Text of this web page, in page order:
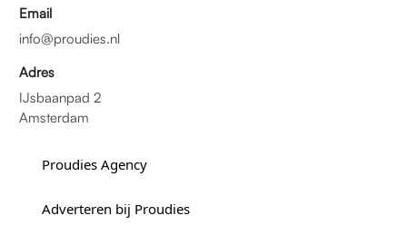
Email
info@proudies.nl
Adres
IJsbaanpad 2
Amsterdam
Proudies Agency
Adverteren bij Proudies